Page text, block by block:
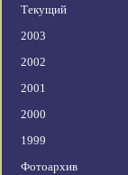
Текущий
2003
2002
2001
2000
1999
Фотоархив